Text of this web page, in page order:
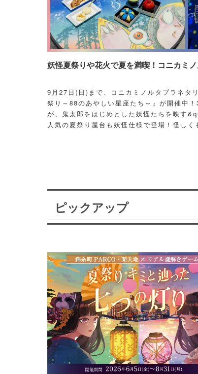
妖怪夏祭りや花火で夏を満喫！コニカミ
9月27日(日)まで、コニカミノルタプラネタ
祭り～88のあやしい星座たち～』が開催中
が、鬼太郎をはじめとした妖怪たちを映す
人気の夏祭り屋台も妖怪仕様で登場！怪し
ピックアップ